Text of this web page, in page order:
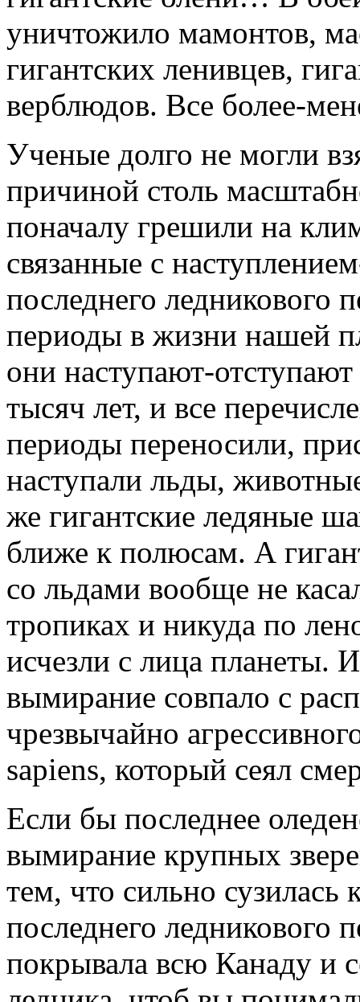
уничтожило мамонтов,
гигантских ленивцев,
верблюдов. Все более-
Ученые долго не могли
причиной столь
поначалу грешили на
связанные с
последнего ледникового
периоды в жизни нашей
они наступают-
тысяч лет, и все
периоды переносили,
наступали льды,
же гигантские ледяные
ближе к полюсам. А
со льдами вообще не
тропиках и никуда по
исчезли с лица планеты.
вымирание совпало с
чрезвычайно
sapiens, который сеял
Если бы последнее
вымирание крупных
тем, что сильно сузилась
последнего ледникового
покрывала всю Канаду и